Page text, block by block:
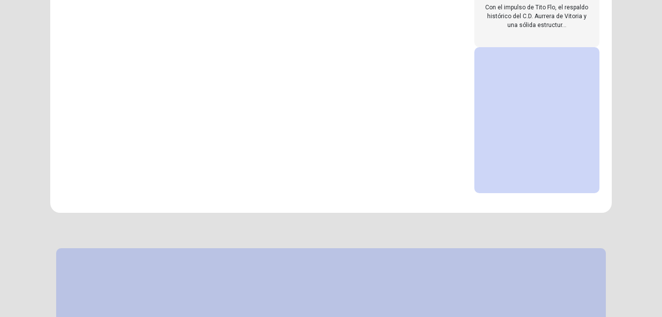
Con el impulso de Tito Flo, el respaldo
histórico del C.D. Aurrera de Vitoria y
una sólida estructur...